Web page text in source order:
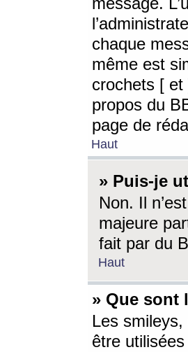
chaque
même est
crochets [ et
propos du
page de
Haut
» Puis-je
Non. Il
majeure
fait par du
Haut
» Que sont
Les
être